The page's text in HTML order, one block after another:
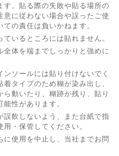
す。貼る際の失敗や貼る場所の
に従わない場合や誤ったご使
の責任は負いかねます。
いるところには貼れません。
全体を端までしっかりと強めに
ソールには貼り付けないでく
タイプのため糊が染み出し、
動いたり、糊跡が残り、貼り
性があります。
誤飲しないよう、また台紙で指
・保管してください。
使用を中止し、当社までお問